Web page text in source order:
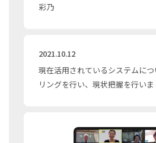
彩乃
2021.10.12
現在活用されているシステムに
リングを行い、現状把握を行いま